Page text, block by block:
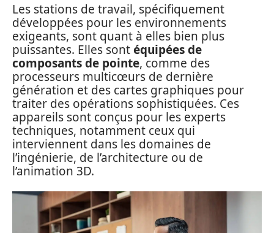
Les stations de travail, spécifiquement
développées pour les environnements
exigeants, sont quant à elles bien plus
puissantes. Elles sontéquipées de
composants de pointe, comme des
processeurs multicœurs de dernière
génération et des cartes graphiques pour
traiter des opérations sophistiquées. Ces
appareils sont conçus pour les experts
techniques, notamment ceux qui
interviennent dans les domaines de
l’ingénierie, de l’architecture ou de
l’animation 3D.